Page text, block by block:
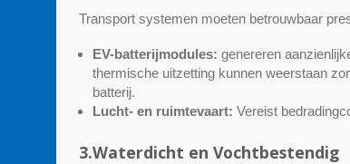
Transport systemen moeten betrouwbaar
EV-batterijmodules: genereren
thermische uitzetting kunnen weerstaan
batterij.
Lucht- en ruimtevaart: Vereist
3.Waterdicht en Vochtbestendig